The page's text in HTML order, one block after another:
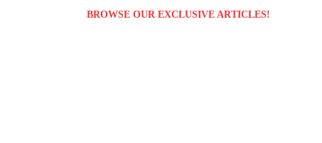
BROWSE OUR EXCLUSIVE ARTICLES!